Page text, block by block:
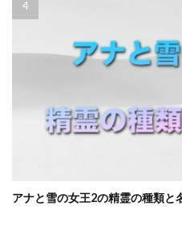
アナと雪の女王2の精霊の種類と